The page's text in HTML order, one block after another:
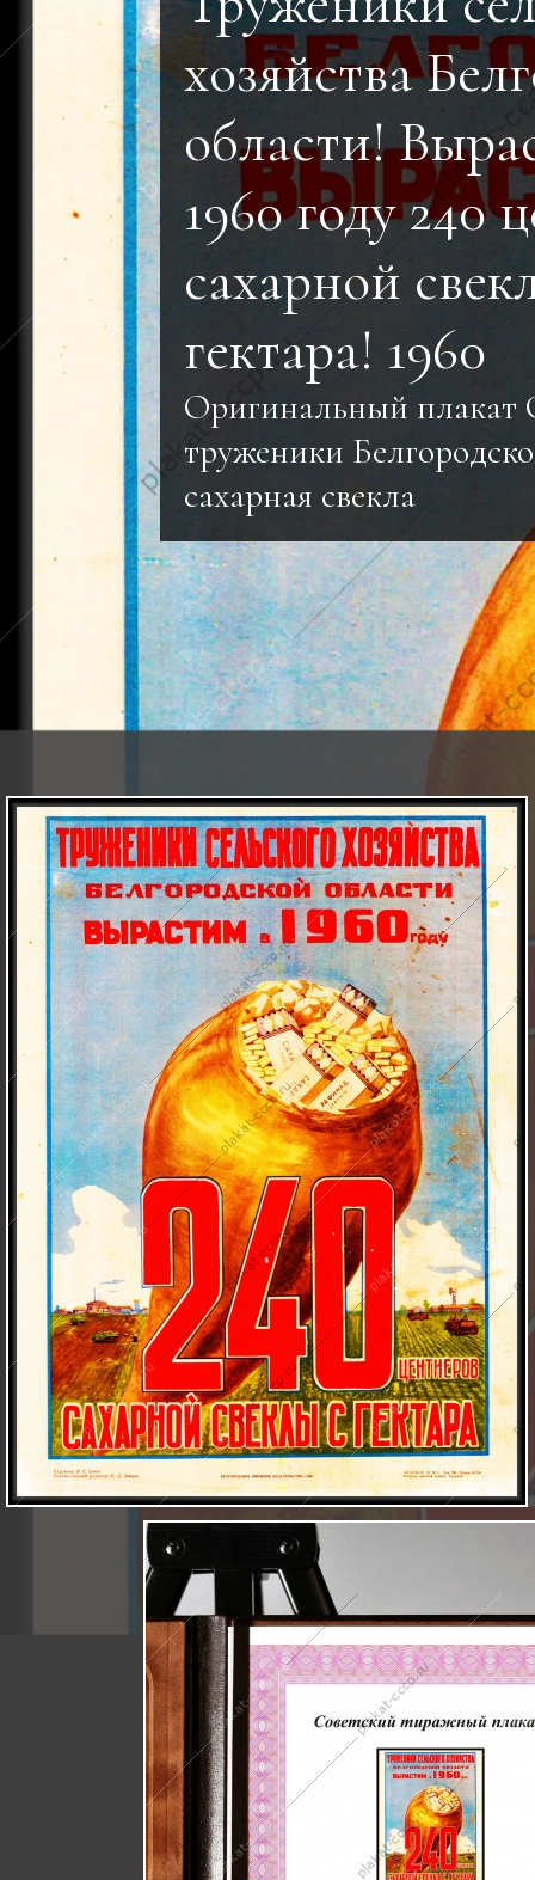
хозяйства
области!
1960 году 240
сахарной
гектара! 1960
Оригинальный
труженики
сахарная свекла